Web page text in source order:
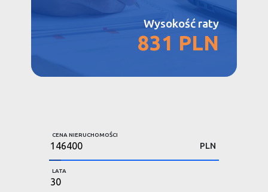
Wysokość raty
831 PLN
CENA NIERUCHOMOŚCI
PLN
LATA